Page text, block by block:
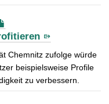
Chemnitz zufolge würde
beispielsweise Profile
zu verbessern.